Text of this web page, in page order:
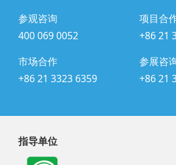
参观咨询
400 069 0052
项目合
+86 21
市场合作
+86 21 3323 6359
参展咨
+86 21
指导单位